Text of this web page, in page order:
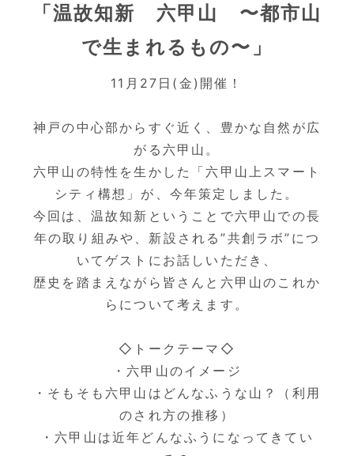
「温故知新 六甲山 〜都市山
で生まれるもの〜」
11月27日(金)開催！
神戸の中心部からすぐ近く、豊かな自然が広
がる六甲山。
六甲山の特性を生かした「六甲山上スマート
シティ構想」が、今年策定しました。
今回は、温故知新ということで六甲山での長
年の取り組みや、新設される”共創ラボ”につ
いてゲストにお話しいただき、
歴史を踏まえながら皆さんと六甲山のこれか
らについて考えます。
◇トークテーマ◇
・六甲山のイメージ
・そもそも六甲山はどんなふうな山？（利用
のされ方の推移）
・六甲山は近年どんなふうになってきてい